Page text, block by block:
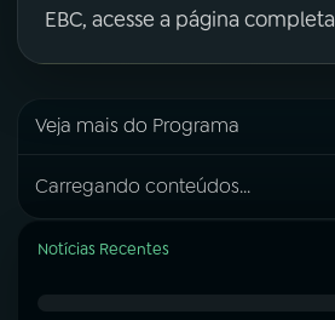
EBC, acesse a página completa
Veja mais do Programa
Carregando conteúdos...
Notícias Recentes